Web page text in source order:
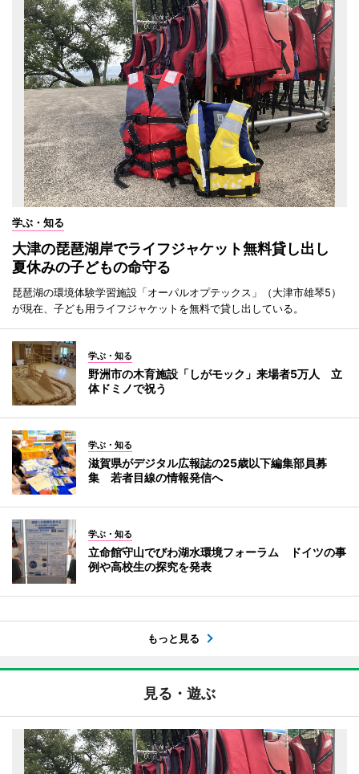
学ぶ・知る
大津の琵琶湖岸でライフジャケット無料貸し出し
夏休みの子どもの命守る
琵琶湖の環境体験学習施設「オーパルオプテックス」（大津市雄琴5）
が現在、子ども用ライフジャケットを無料で貸し出している。
学ぶ・知る
野洲市の木育施設「しがモック」来場者5万人 立
体ドミノで祝う
学ぶ・知る
滋賀県がデジタル広報誌の25歳以下編集部員募
集 若者目線の情報発信へ
学ぶ・知る
立命館守山でびわ湖水環境フォーラム ドイツの事
例や高校生の探究を発表
もっと見る
見る・遊ぶ